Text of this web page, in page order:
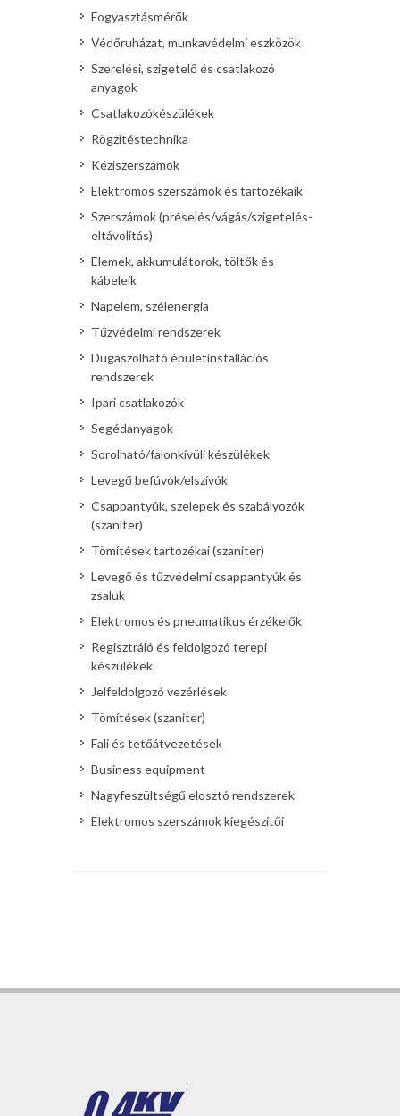
Fogyasztásmérők
Védőruházat, munkavédelmi eszközök
Szerelési, szigetelő és csatlakozó
anyagok
Csatlakozókészülékek
Rögzítéstechnika
Kéziszerszámok
Elektromos szerszámok és tartozékaik
Szerszámok (préselés/vágás/szigetelés-
eltávolítás)
Elemek, akkumulátorok, töltők és
kábeleik
Napelem, szélenergia
Tűzvédelmi rendszerek
Dugaszolható épületinstallációs
rendszerek
Ipari csatlakozók
Segédanyagok
Sorolható/falonkívüli készülékek
Levegő befúvók/elszívók
Csappantyúk, szelepek és szabályozók
(szaniter)
Tömítések tartozékai (szaniter)
Levegő és tűzvédelmi csappantyúk és
zsaluk
Elektromos és pneumatikus érzékelők
Regisztráló és feldolgozó terepi
készülékek
Jelfeldolgozó vezérlések
Tömítések (szaniter)
Fali és tetőátvezetések
Business equipment
Nagyfeszültségű elosztó rendszerek
Elektromos szerszámok kiegészítői